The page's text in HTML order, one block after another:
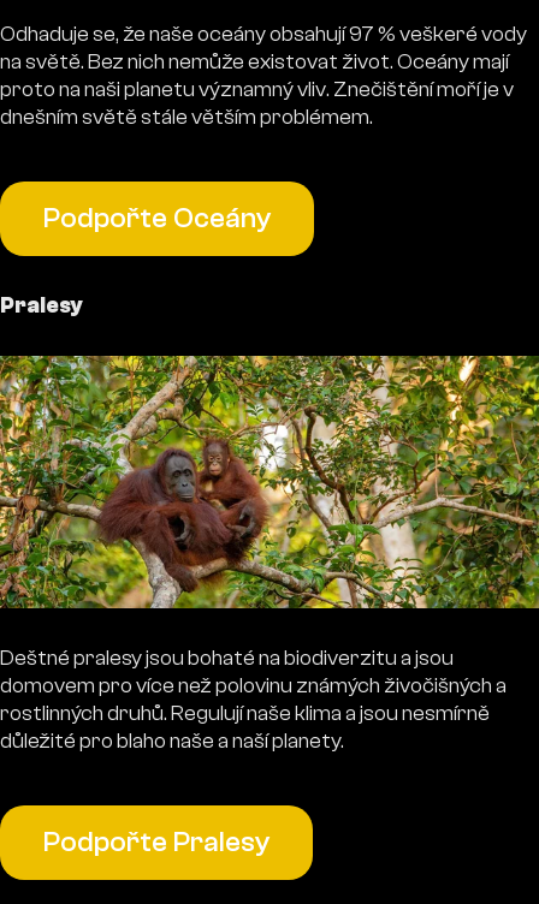
Odhaduje se, že naše oceány obsahují 97 % veškeré vody
na světě. Bez nich nemůže existovat život. Oceány mají
proto na naši planetu významný vliv. Znečištění moří je v
dnešním světě stále větším problémem.
Podpořte Oceány
Pralesy
Deštné pralesy jsou bohaté na biodiverzitu a jsou
domovem pro více než polovinu známých živočišných a
rostlinných druhů. Regulují naše klima a jsou nesmírně
důležité pro blaho naše a naší planety.
Podpořte Pralesy